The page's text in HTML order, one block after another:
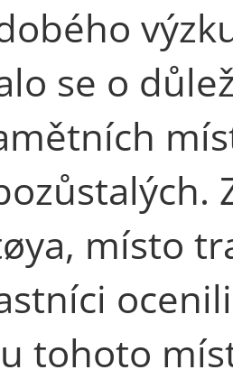
se o
místo
tohoto